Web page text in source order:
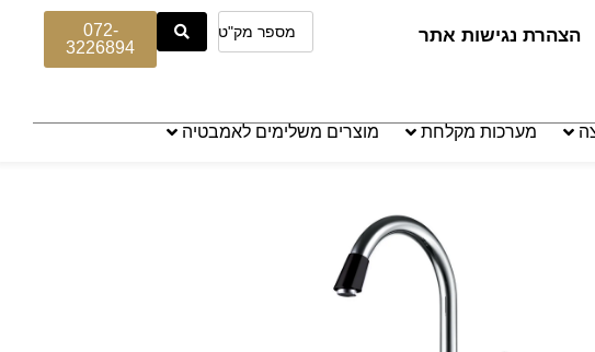
הצהרת נגישות אתר
072-
3226894
מערכות מקלחת מוצרים משלימים לאמבטיה